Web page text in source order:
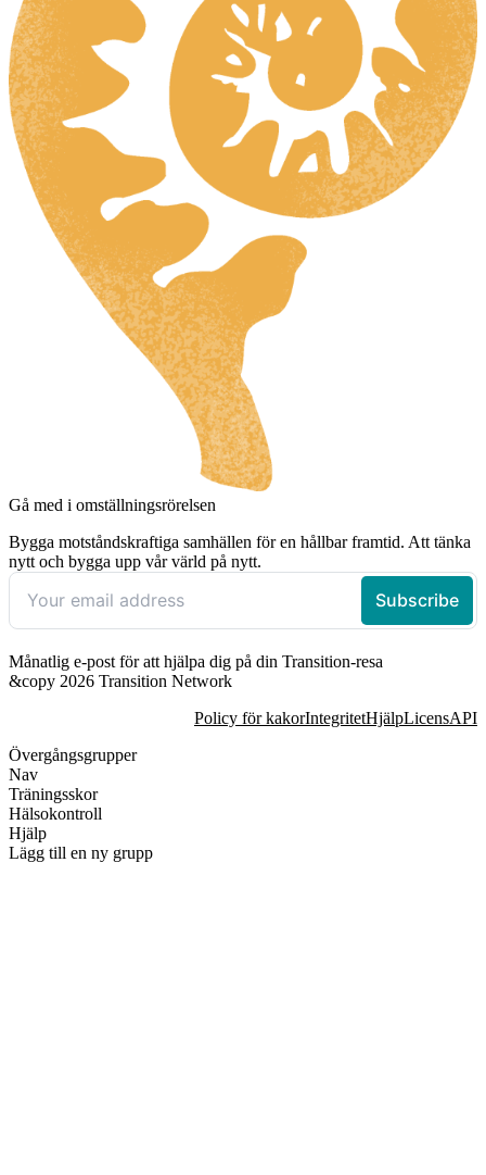
Gå med i omställningsrörelsen
Bygga motståndskraftiga samhällen för en hållbar framtid. Att tänka
nytt och bygga upp vår värld på nytt.
Månatlig e-post för att hjälpa dig på din Transition-resa
&copy 2026 Transition Network
Policy för kakorIntegritetHjälpLicensAPI
Övergångsgrupper
Nav
Träningsskor
Hälsokontroll
Hjälp
Lägg till en ny grupp